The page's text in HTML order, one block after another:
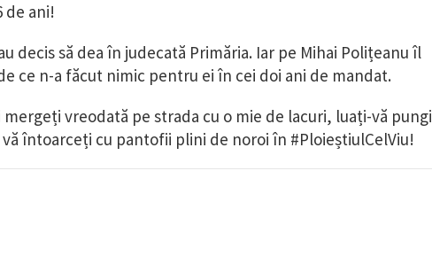
de ani!
decis să dea în judecată Primăria. Iar pe Mihai Polițeanu îl
ce n-a făcut nimic pentru ei în cei doi ani de mandat.
vreodată pe strada cu o mie de lacuri, luați-vă pungi
întoarceți cu pantofii plini de noroi în #PloieștiulCelViu!